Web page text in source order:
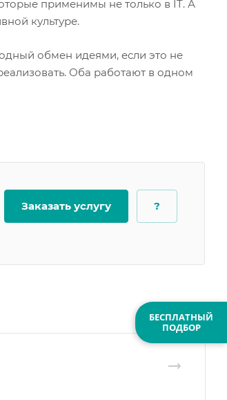
применимы не только в IT. А
культуре.
обмен идеями, если это не
Оба работают в одном
Заказать услугу ?
БЕСПЛАТНЫЙ
ПОДБОР